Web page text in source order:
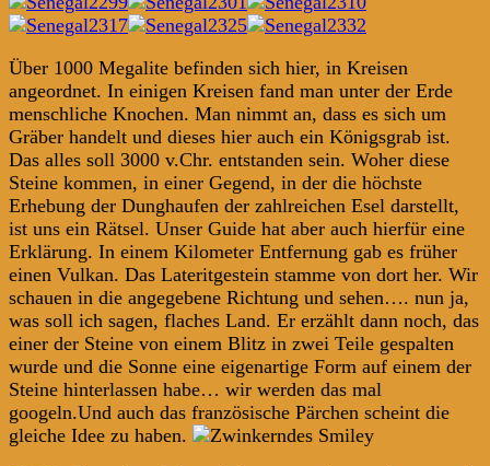
Über 1000 Megalite befinden sich hier, in Kreisen
angeordnet. In einigen Kreisen fand man unter der Erde
menschliche Knochen. Man nimmt an, dass es sich um
Gräber handelt und dieses hier auch ein Königsgrab ist.
Das alles soll 3000 v.Chr. entstanden sein. Woher diese
Steine kommen, in einer Gegend, in der die höchste
Erhebung der Dunghaufen der zahlreichen Esel darstellt,
ist uns ein Rätsel. Unser Guide hat aber auch hierfür eine
Erklärung. In einem Kilometer Entfernung gab es früher
einen Vulkan. Das Lateritgestein stamme von dort her. Wir
schauen in die angegebene Richtung und sehen…. nun ja,
was soll ich sagen, flaches Land. Er erzählt dann noch, das
einer der Steine von einem Blitz in zwei Teile gespalten
wurde und die Sonne eine eigenartige Form auf einem der
Steine hinterlassen habe… wir werden das mal
googeln.Und auch das französische Pärchen scheint die
gleiche Idee zu haben.